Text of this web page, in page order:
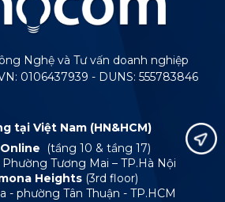
Nghệ và Tư vấn doanh nghiệp
0106437939 - DUNS: 555783846
tại Việt Nam (HN&HCM)
(tầng 10 & tầng 17)
Phường Tương Mai – TP.Hà Nội
Heights (3rd floor)
- phường Tân Thuận - TP.HCM